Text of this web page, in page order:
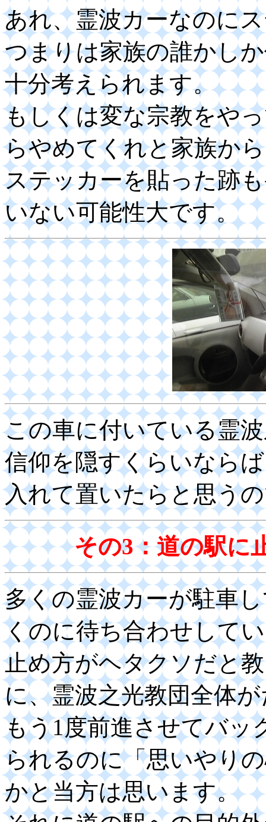
あれ、霊波カーなのに
つまりは家族の誰かし
十分考えられます。
もしくは変な宗教をや
らやめてくれと家族か
ステッカーを貼った跡
いない可能性大です。
この車に付いている霊
信仰を隠すくらいなら
入れて置いたらと思う
その3：道の駅に
多くの霊波カーが駐車
くのに待ち合わせして
止め方がヘタクソだと
に、霊波之光教団全体
もう1度前進させてバッ
られるのに「思いやり
かと当方は思います。